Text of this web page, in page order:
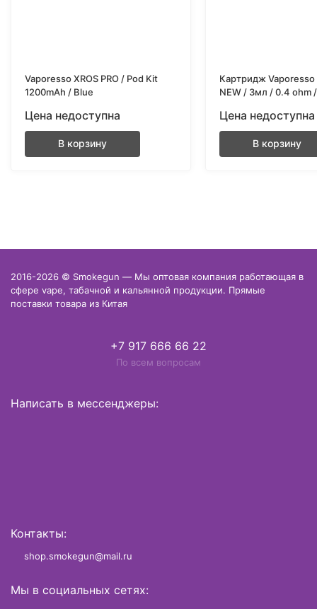
Vaporesso XROS PRO / Pod Kit
1200mAh / Blue
Цена недоступна
В корзину
Картридж Vaporesso
NEW / 3мл / 0.4 ohm
Цена недоступна
В корзину
2016-2026 © Smokegun — Мы оптовая компания работающая в
сфере vape, табачной и кальянной продукции. Прямые
поставки товара из Китая
+7 917 666 66 22
По всем вопросам
Написать в мессенджеры:
Контакты:
shop.smokegun@mail.ru
Мы в социальных сетях: